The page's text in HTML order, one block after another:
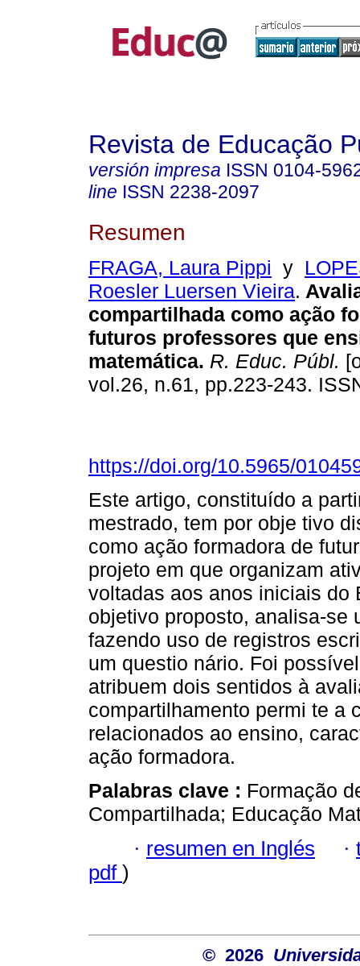
Revista de Educação
versión impresa ISSN 0104-
line ISSN 2238-2097
Resumen
FRAGA, Laura Pippi y
Roesler Luersen Vieira.
compartilhada como ação
futuros professores que
matemática. R. Educ. Públ.
vol.26, n.61, pp.223-243.
https://doi.org/10.5965/
Este artigo, constituído a
mestrado, tem por obje tivo
como ação formadora de
projeto em que organizam
voltadas aos anos iniciais do
objetivo proposto, analisa-se
fazendo uso de registros
um questio nário. Foi
atribuem dois sentidos à
compartilhamento permi te a
relacionados ao ensino,
ação formadora.
Palabras clave : Formação
Compartilhada; Educação
· resumen en Inglés ·
pdf )
© 2026